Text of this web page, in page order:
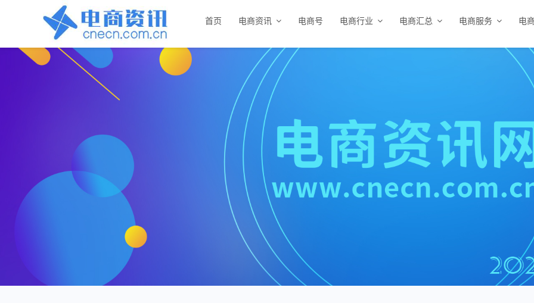
首页 电商资讯 电商号 电商行业 电商汇总 电商服务 电